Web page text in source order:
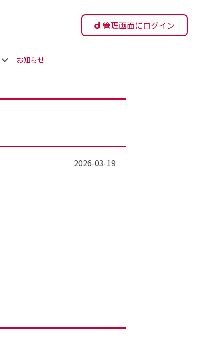
管理画面にログイン
お知らせ
2026-03-19